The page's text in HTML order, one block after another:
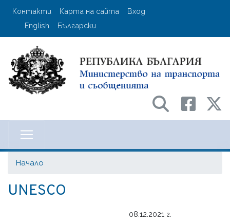
Премини
User account menu
Контакти Карта на сайта
Вход
English
Български
на транспорта
Начало
UNESCO
08.12.2021 г.